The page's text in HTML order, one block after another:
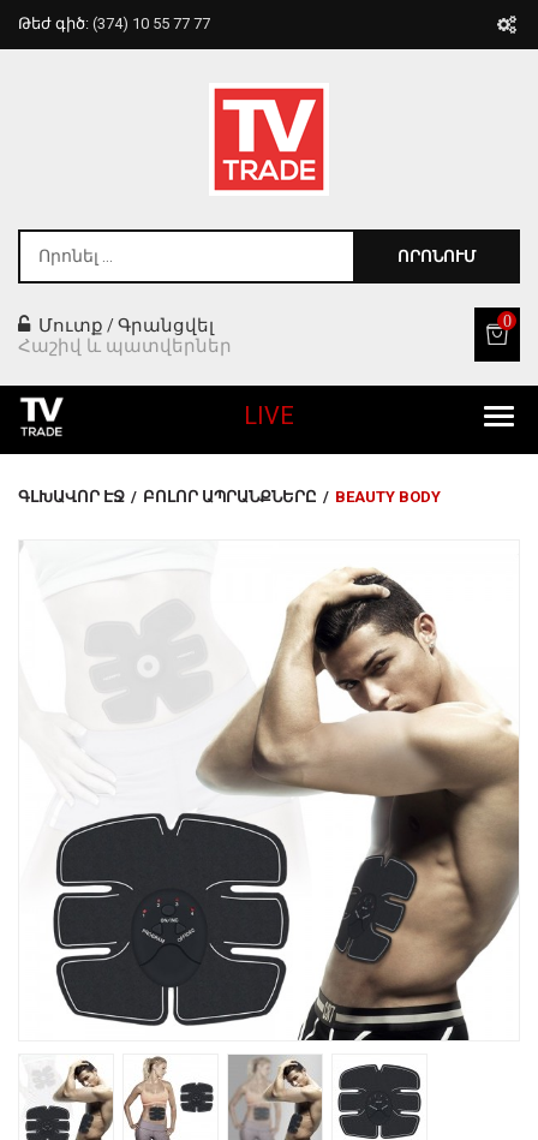
Թեժ գիծ: (374) 10 55 77 77
ՈՐՈՆՈՒՄ
Մուտք /Գրանցվել
Հաշիվ և պատվերներ
0
Խոհանոցային
Ֆիտնես
Գեղեցկություն ԵՒ Խնամք
Երեխաների Համար
Լավագույն Վաճառք
LIVE
ԳԼԽԱՎՈՐ ԷՋ / ԲՈԼՈՐ ԱՊՐԱՆՔՆԵՐԸ / BEAUTY BODY